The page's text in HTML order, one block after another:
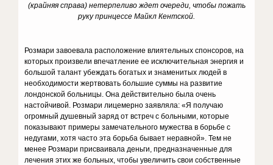
(крайняя справа) нетерпеливо ждет очереди, чтобы пожать
руку принцессе Майкл Кентской.
Розмари завоевала расположение влия­тельных спонсоров, на
которых произ­вели впечатление ее исключительная энергия и
большой талант убеждать бога­тых и знаменитых людей в
необходимости жертвовать большие суммы на развитие
лондонской больницы. Она действительно была очень
настойчивой. Розмари лице­мерно заявляла: «Я получаю
огромный душевный заряд от встреч с больными, ко­торые
показывают примеры замечатель­ного мужества в борьбе с
недугами, хотя часто эта борьба бывает неравной». Тем не
менее Розмари присваивала деньги, предназначенные для
лечения этих же больных, чтобы увеличить свои собствен­ные